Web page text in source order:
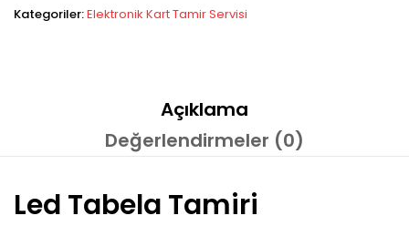
Kategoriler:Elektronik Kart Tamir Servisi
Açıklama
Değerlendirmeler (0)
Led Tabela Tamiri